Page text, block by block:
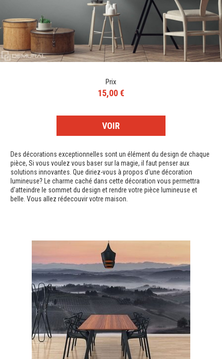
Prix
15,00 €
VOIR
Des décorations exceptionnelles sont un élément du design de chaque
pièce, Si vous voulez vous baser sur la magie, il faut penser aux
solutions innovantes. Que diriez-vous à propos d'une décoration
lumineuse? Le charme caché dans cette décoration vous permettra
d'atteindre le sommet du design et rendre votre pièce lumineuse et
belle. Vous allez rédecouvir votre maison.